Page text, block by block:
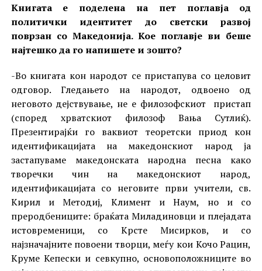
Книгата е поделена на пет поглавја од
политички идентитет до светски развој
поврзан со Македонија. Кое поглавје ви беше
најтешко да го напишете и зошто?
-Во книгата кон народот се пристапува со целовит
одговор. Гледањето на народот, одвоено од
неговото дејствување, не е филозофскиот пристап
(според хрватскиот филозоф Вања Сутлиќ).
Презентирајќи го ваквиот теоретски приод кон
идентификацијата на македонскиот народ ја
застапуваме македонската народна песна како
творечки чин на македонскиот народ,
идентификацијата со неговите први учители, св.
Кирил и Методиј, Климент и Наум, но и со
преродбениците: браќата Миладиновци и плејадата
истовременици, со Крсте Мисирков, и со
најзначајните повоени творци, меѓу кои Кочо Рацин,
Круме Кепески и севкупно, основоположниците во